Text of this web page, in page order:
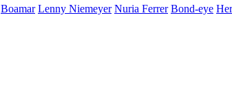
Boamar Lenny Niemeyer Nuria Ferrer Bond-eye